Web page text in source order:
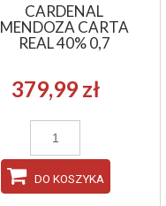
CARDENAL
MENDOZA CARTA
REAL 40% 0,7
379,99 zł
DO KOSZYKA